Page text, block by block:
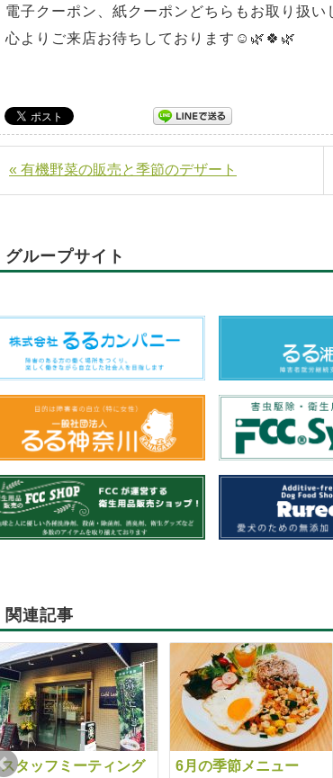
電子クーポン、紙クーポンどちらもお取り扱い
心よりご来店お待ちしております☺️🌿🍀🌿
« 有機野菜の販売と季節のデザート
グループサイト
関連記事
スタッフミーティング
6月の季節メニュー